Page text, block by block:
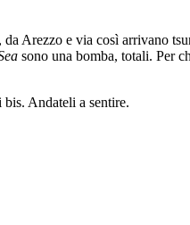
Arezzo e via così arrivano
sono una bomba, totali. Per
Andateli a sentire.